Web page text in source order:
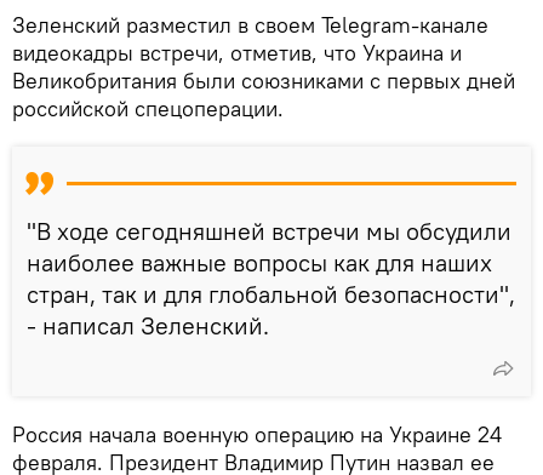
Зеленский разместил в своем Telegram-канале
видеокадры встречи, отметив, что Украина и
Великобритания были союзниками с первых дней
российской спецоперации.
"В ходе сегодняшней встречи мы обсудили
наиболее важные вопросы как для наших
стран, так и для глобальной безопасности",
- написал Зеленский.
Россия начала военную операцию на Украине 24
февраля. Президент Владимир Путин назвал ее